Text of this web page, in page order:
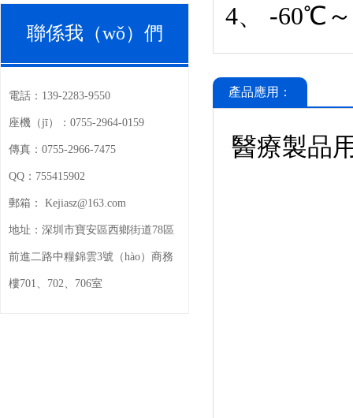
聯係我（wǒ）們
（men）
電話： 139-2283-9550
座機（jī）： 0755-2964-0159
傳真： 0755-2966-7475
QQ： 755415902
郵箱： Kejiasz@163.com
地址： 深圳市寶安區西鄉街道78區
前進二路中糧錦雲3號（hào）商務
樓701、702、706室
4、 -60℃
產品應用：
醫療製品